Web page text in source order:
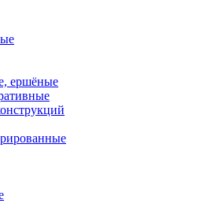
ершёные